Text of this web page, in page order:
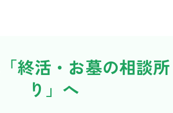
終活・お墓の相談
り」へ